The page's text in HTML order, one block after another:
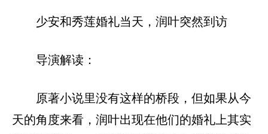
少安和秀莲婚礼当天，润叶突然到访
导演解读：
原著小说里没有这样的桥段，但如果从今
天的角度来看，润叶出现在他们的婚礼上其实